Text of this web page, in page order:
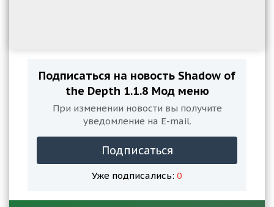
Подписаться на новость Shadow of
the Depth 1.1.8 Мод меню
При изменении новости вы получите
уведомление на E-mail.
Подписаться
Уже подписались: 0